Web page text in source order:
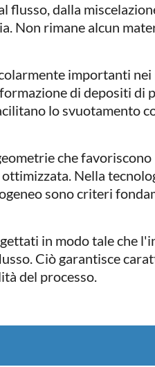
flusso, dalla
Non rimane alcun
importanti nei
di depositi di
lo svuotamento
che
Nella
sono criteri
in modo tale che
Ciò garantisce
del processo.